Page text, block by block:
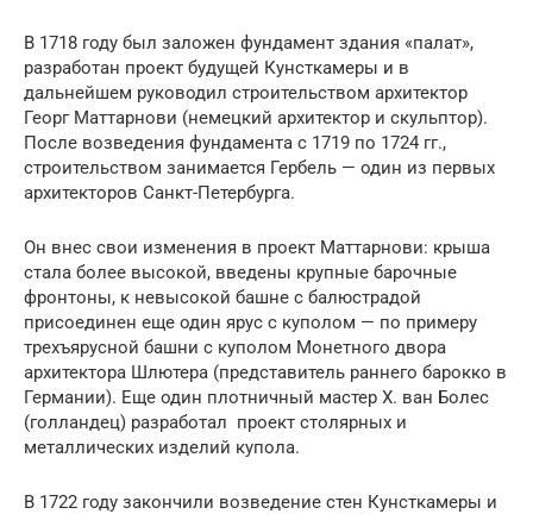
В 1718 году был заложен фундамент здания «палат»,
разработан проект будущей Кунсткамеры и в
дальнейшем руководил строительством архитектор
Георг Маттарнови (немецкий архитектор и скульптор).
После возведения фундамента с 1719 по 1724 гг.,
строительством занимается Гербель — один из первых
архитекторов Санкт-Петербурга.
Он внес свои изменения в проект Маттарнови: крыша
стала более высокой, введены крупные барочные
фронтоны, к невысокой башне с балюстрадой
присоединен еще один ярус с куполом — по примеру
трехъярусной башни с куполом Монетного двора
архитектора Шлютера (представитель раннего барокко в
Германии). Еще один плотничный мастер Х. ван Болес
(голландец) разработал проект столярных и
металлических изделий купола.
В 1722 году закончили возведение стен Кунсткамеры и